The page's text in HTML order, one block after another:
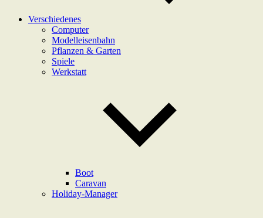
Verschiedenes
Computer
Modelleisenbahn
Pflanzen & Garten
Spiele
Werkstatt
Boot
Caravan
Holiday-Manager